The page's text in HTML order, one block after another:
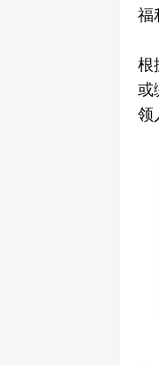
福
根
或
领